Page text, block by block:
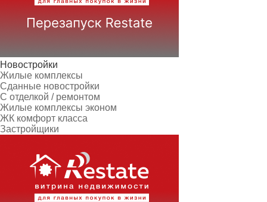
Новостройки
Жилые комплексы
Сданные новостройки
С отделкой / ремонтом
Жилые комплексы эконом
ЖК комфорт класса
Застройщики